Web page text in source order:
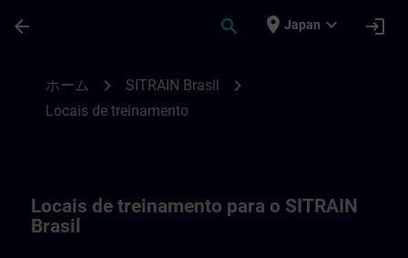
arrow_back search place Japan expand_more login
ホーム chevron_right SITRAIN Brasil chevron_right
Locais de treinamento
Locais de treinamento para o SITRAIN
Brasil